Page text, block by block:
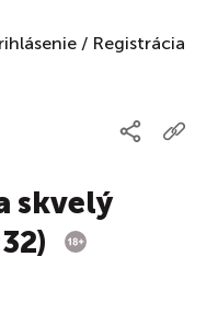
/ Registrácia
skvelý